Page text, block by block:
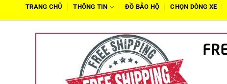
TRANG CHỦ THÔNG TIN ĐỒ BẢO HỘ CHỌN DÒNG XE